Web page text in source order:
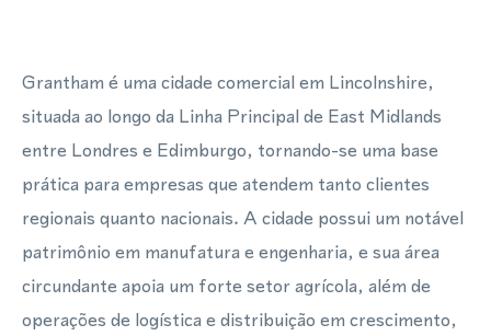
Grantham é uma cidade comercial em Lincolnshire,
situada ao longo da Linha Principal de East Midlands
entre Londres e Edimburgo, tornando-se uma base
prática para empresas que atendem tanto clientes
regionais quanto nacionais. A cidade possui um notável
patrimônio em manufatura e engenharia, e sua área
circundante apoia um forte setor agrícola, além de
operações de logística e distribuição em crescimento,